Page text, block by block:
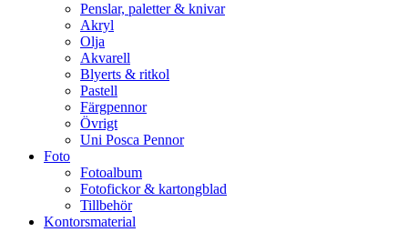
Penslar, paletter & knivar
Akryl
Olja
Akvarell
Blyerts & ritkol
Pastell
Färgpennor
Övrigt
Uni Posca Pennor
Foto
Fotoalbum
Fotofickor & kartongblad
Tillbehör
Kontorsmaterial